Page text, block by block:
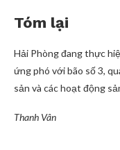
Tóm lại
Hải Phòng đang thực
ứng phó với bão số 3,
sản và các hoạt động
Thanh Vân